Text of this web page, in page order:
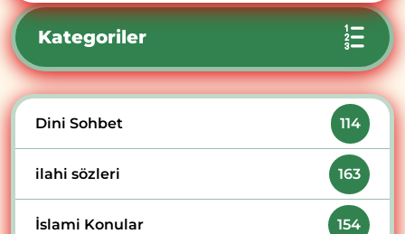
Kategoriler
Dini Sohbet 114
ilahi sözleri 163
İslami Konular 154